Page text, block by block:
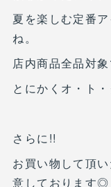
夏を楽しむ定番
ね。
店内商品全品対
とにかくオ・ト
さらに!!
お買い物して頂
意しております◎